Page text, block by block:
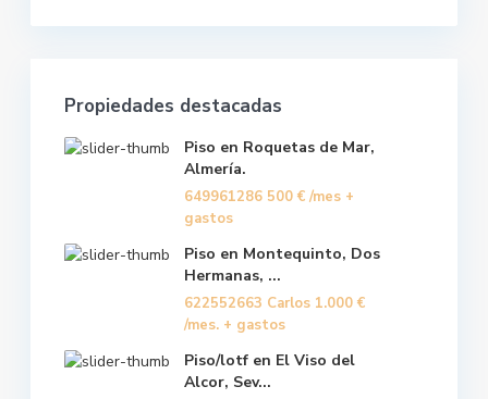
Propiedades destacadas
Piso en Roquetas de Mar,
Almería.
649961286 500 € /mes +
gastos
Piso en Montequinto, Dos
Hermanas, ...
622552663 Carlos 1.000 €
/mes. + gastos
Piso/lotf en El Viso del
Alcor, Sev...